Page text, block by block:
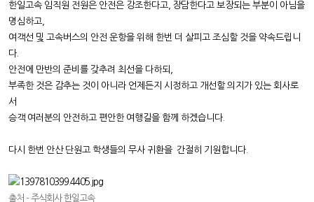
한일고속 임직원 전원은 안전은 강조한다고, 장담한다고 보장되는 부분이 아님을
명심하고,
여객선 및 고속버스의 안전 운항을 위해 한번 더 살피고 조심할 것을 약속드립니
다.
안전에 만반의 준비를 갖추려 최선을 다하되,
부족한 것은 감추는 것이 아니라 언제든지 시정하고 개선할 의지가 있는 회사로
서
승객 여러분의 안전하고 편안한 여행길을 함께 하겠습니다.
다시 한번 안산 단원고 학생들의 무사 귀환을 간절히 기원합니다.
출처 - 주식회사 한일고속